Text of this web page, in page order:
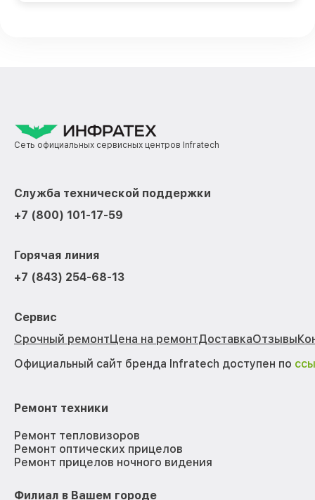
Сеть официальных сервисных центров Infratech
Служба технической поддержки
+7 (800) 101-17-59
Горячая линия
+7 (843) 254-68-13
Сервис
Срочный ремонтЦена на ремонтДоставкаОтзывы
Официальный сайт бренда Infratech доступен по
Ремонт техники
Ремонт тепловизоров
Ремонт оптических прицелов
Ремонт прицелов ночного видения
Филиал в Вашем городе